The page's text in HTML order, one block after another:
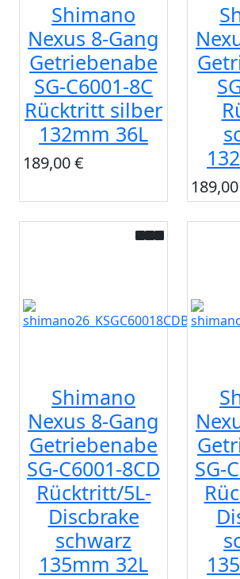
Shimano
Nexus 8-Gang
Getriebenabe
SG-C6001-8C
Rücktritt silber
132mm 36L
189,00 €
Shimano
Nexus 8-Gang
Getriebenabe
SG-C6001-8CD
Rücktritt/5L-
Discbrake
schwarz
135mm 32L
SG-